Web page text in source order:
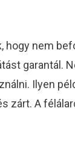
hogy nem
garantál.
Ilyen
zárt. A